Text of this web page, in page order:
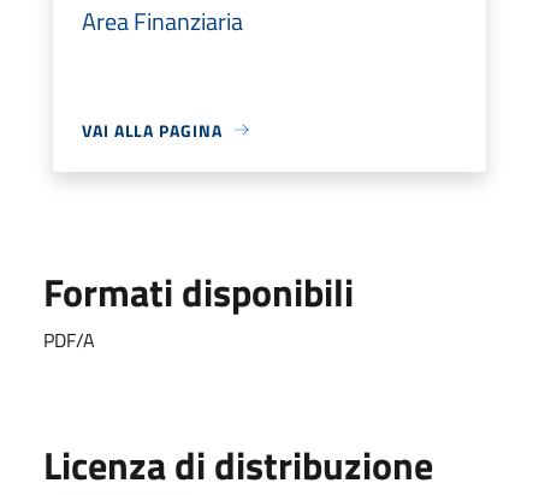
Area Finanziaria
VAI ALLA PAGINA
Formati disponibili
PDF/A
Licenza di distribuzione